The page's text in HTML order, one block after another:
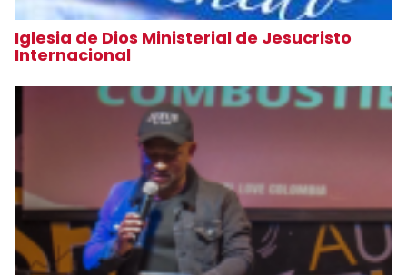
Iglesia de Dios Ministerial de Jesucristo
Internacional